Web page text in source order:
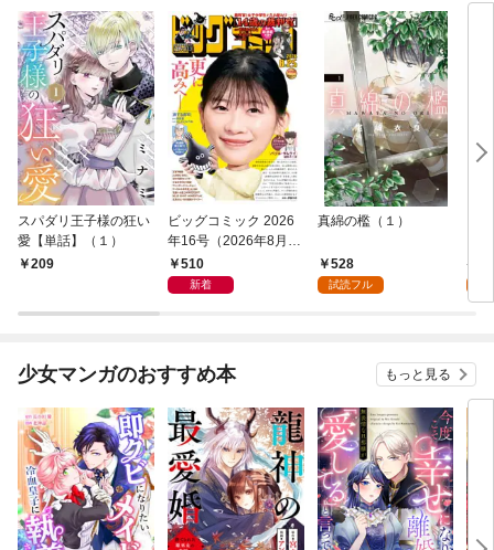
スパダリ王子様の狂い
愛【単話】（１）
209
ビッグコミック 2026
年16号（2026年8月7
日発売）
510
新着
真綿の檻（１）
528
試読フル
少女マンガのおすすめ本 もっと見る